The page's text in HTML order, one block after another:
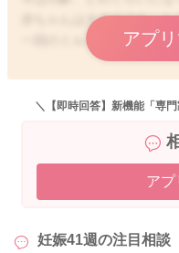
赤ちゃんは大きめであっ
一回のミルクの量も退院
当分は今以上にミルクの
す。
っとおっぱいを吸っても
左右5分ずつは吸ってもら
れるようでしたら、10分
よ。
アプ
＼【即時回答】新機能「専
アプ
妊娠41週の注目相談